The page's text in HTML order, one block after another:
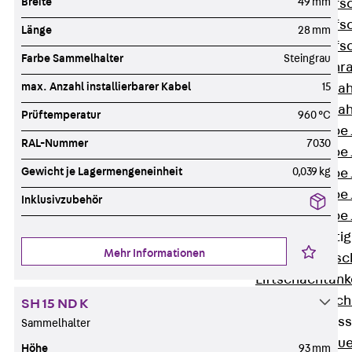
Zahnschraube
Zahnschraube
Zahnschraube
Zahnschraube
Zahnschraube
Zurück
Zurück
Länge 28 mm
Farbe Sammelhalter Steingrau
max. Anzahl installierbarer Kabel 15
Prüftemperatur 960 °C
RAL-Nummer 7030
Gewicht je Lagermengeneinheit 0,039 kg
Inklusivzubehör
Mehr Informationen
SH 15 ND K
Sammelhalter
Höhe 93 mm